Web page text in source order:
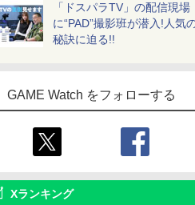
「ドスパラTV」の配信現場
に“PAD”撮影班が潜入!人気
秘訣に迫る!!
GAME Watch をフォローする
Xランキング